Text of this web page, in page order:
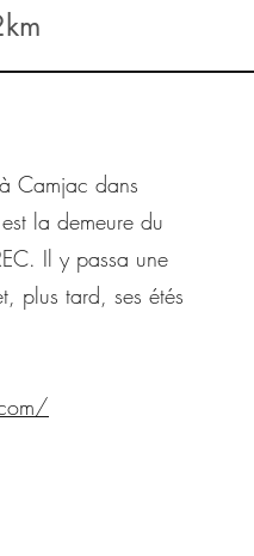
Camjac dans
la demeure du
Il y passa une
plus tard, ses étés